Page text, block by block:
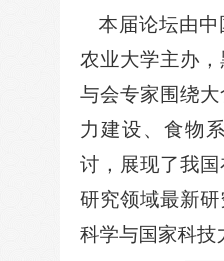
本届论坛由
农业大学主办，
与会专家围绕
力建设、食物
讨，展现了我
研究领域最新
科学与国家科技